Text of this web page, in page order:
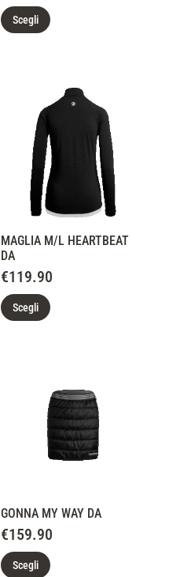
Scegli
MAGLIA M/L HEARTBEAT
DA
€119.90
Scegli
GONNA MY WAY DA
€159.90
Scegli